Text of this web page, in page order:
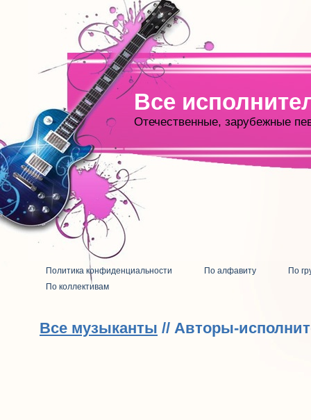
Все
Отечественные, зарубежные
Политика конфиденциальности По алфавиту
По
По коллективам
Все музыканты // Авторы-